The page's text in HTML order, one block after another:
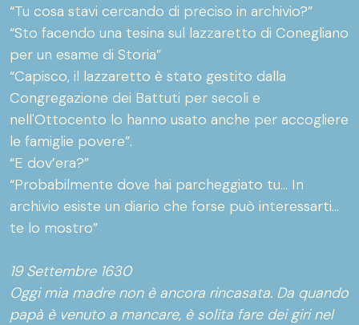
“Tu cosa stavi cercando di preciso in archivio?”
“Sto facendo una tesina sul lazzaretto di Conegliano
per un esame di Storia”
“Capisco, il lazzaretto è stato gestito dalla
Congregazione dei Battuti per secoli e
nell'Ottocento lo hanno usato anche per accogliere
le famiglie povere”.
“E dov’era?”
“Probabilmente dove hai parcheggiato tu… In
archivio esiste un diario che forse può interessarti…
te lo mostro”
19 Settembre 1630
Oggi mia madre non è ancora rincasata. Da quando
papà è venuto a mancare, è solita fare dei giri nel